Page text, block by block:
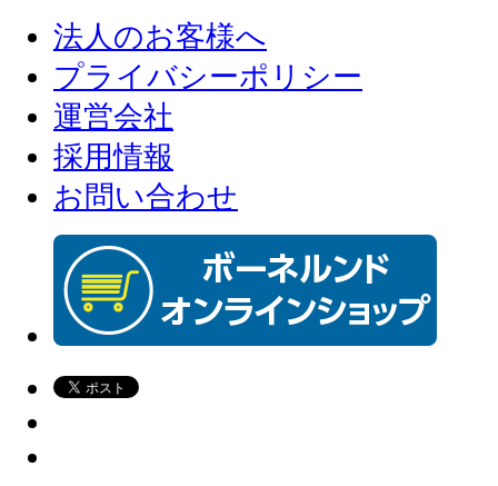
法人のお客様へ
プライバシーポリシー
運営会社
採用情報
お問い合わせ